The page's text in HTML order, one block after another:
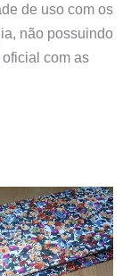
de uso com os
não possuindo
com as